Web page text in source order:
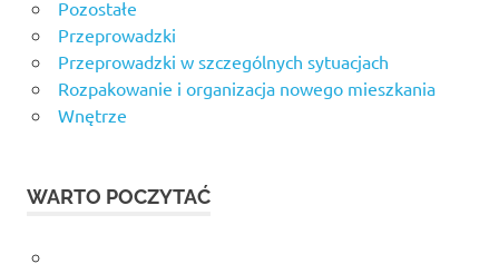
Pozostałe
Przeprowadzki
Przeprowadzki w szczególnych sytuacjach
Rozpakowanie i organizacja nowego mieszkania
Wnętrze
WARTO POCZYTAĆ